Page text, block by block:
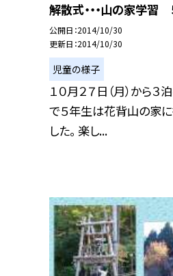
解散式・・・山の家学習
公開日 2014/10/30
更新日 2014/10/30
児童の様子
１０月２７日（月）から３
で５年生は花背山の家に
した。 楽し...